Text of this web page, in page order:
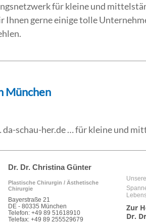
für kleine und
Ihnen gerne einige tolle
München
schau-her.de … für kleine und
Dr. Dr. Christina Günter
Plastische Chirurgin / Ästhetische
Chirurgie
Bayerstraße 21
DE - 80335 München
Telefon: +49 89 51618910
Telefax: +49 89 255529679
Zur
Dr.